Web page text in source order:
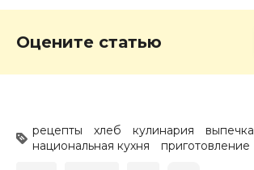
Оцените статью
рецепты хлеб кулинария выпечка
национальная кухня
приготовление